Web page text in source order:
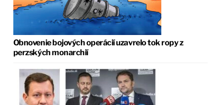
Obnovenie bojových operácií uzavrelo tok ropy z
perzských monarchií